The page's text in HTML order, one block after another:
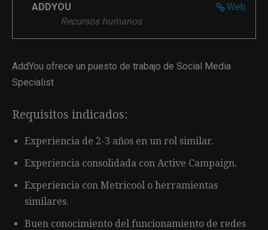
Web
ADDYOU
Recursos humanos
AddYou ofrece un puesto de trabajo de Social Media
Specialist
Requisitos indicados:
Experiencia de 2-3 años en un rol similar.
Experiencia consolidada con Active Campaign.
Experiencia con Metricool o herramientas
similares.
Buen conocimiento del funcionamiento de redes